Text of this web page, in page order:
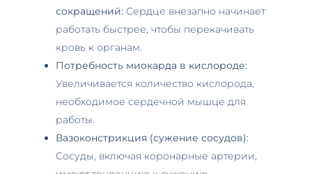
сокращений: Сердце внезапно начинает
работать быстрее, чтобы перекачивать
кровь к органам.
Потребность миокарда в кислороде:
Увеличивается количество кислорода,
необходимое сердечной мышце для
работы.
Вазоконстрикция (сужение сосудов):
Сосуды, включая коронарные артерии,